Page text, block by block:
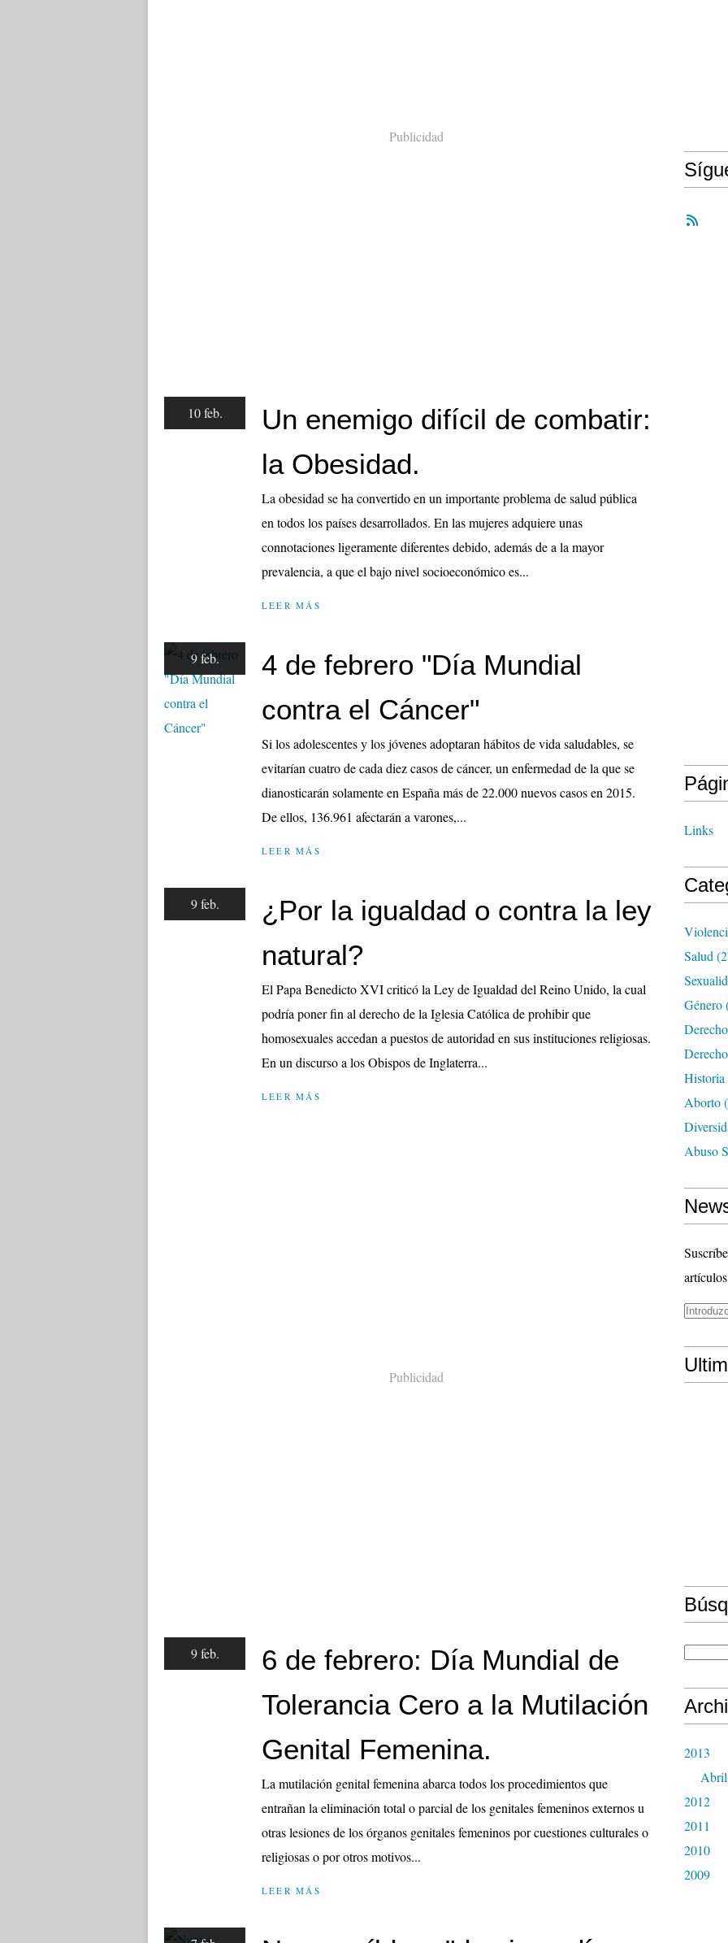
Publicidad
10 feb.
Un enemigo difícil de combatir:
la Obesidad.
La obesidad se ha convertido en un importante problema de salud pública
en todos los países desarrollados. En las mujeres adquiere unas
connotaciones ligeramente diferentes debido, además de a la mayor
prevalencia, a que el bajo nivel socioeconómico es...
LEER MÁS
9 feb.
4 de febrero "Día Mundial
contra el Cáncer"
Si los adolescentes y los jóvenes adoptaran hábitos de vida saludables, se
evitarían cuatro de cada diez casos de cáncer, un enfermedad de la que se
dianosticarán solamente en España más de 22.000 nuevos casos en 2015.
De ellos, 136.961 afectarán a varones,...
LEER MÁS
9 feb.
¿Por la igualdad o contra la ley
natural?
El Papa Benedicto XVI criticó la Ley de Igualdad del Reino Unido, la cual
podría poner fin al derecho de la Iglesia Católica de prohibir que
homosexuales accedan a puestos de autoridad en sus instituciones religiosas.
En un discurso a los Obispos de Inglaterra...
LEER MÁS
Publicidad
9 feb.
6 de febrero: Día Mundial de
Tolerancia Cero a la Mutilación
Genital Femenina.
La mutilación genital femenina abarca todos los procedimientos que
entrañan la eliminación total o parcial de los genitales femeninos externos u
otras lesiones de los órganos genitales femeninos por cuestiones culturales o
religiosas o por otros motivos...
LEER MÁS
Links
Salud
Género
Historia
Aborto
Abuso
2013
Abril
2012
2011
2010
2009